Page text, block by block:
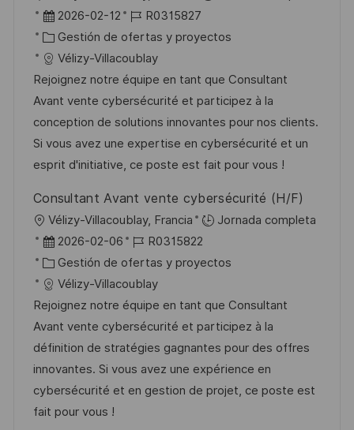
b
c
a
c
i
ó
n
F
e
c
h
a
d
e
p
b
l
i
c
a
c
i
ó
n
2026-02-12
I
D
d
e
e
m
p
l
o
R0315827
C
a
t
e
g
o
r
a
Gestión de ofertas y proyectos
Vélizy-Villacoublay
Rejoignez notre équipe en tant que Consultant
Avant vente cybersécurité et participez à la
conception de solutions innovantes pour nos clients.
Si vous avez une expertise en cybersécurité et un
esprit d'initiative, ce poste est fait pour vous !
Consultant Avant vente cybersécurité (H/F)
U
b
c
a
c
i
ó
n
Vélizy-Villacoublay, Francia
Jornada completa
F
e
c
h
a
d
e
p
u
2026-02-06
I
D
d
e
e
m
p
l
R0315822
C
a
t
e
g
o
r
í
Gestión de ofertas y proyectos
Vélizy-Villacoublay
Rejoignez notre équipe en tant que Consultant
Avant vente cybersécurité et participez à la
définition de stratégies gagnantes pour des offres
innovantes. Si vous avez une expérience en
cybersécurité et en gestion de projet, ce poste est
fait pour vous !